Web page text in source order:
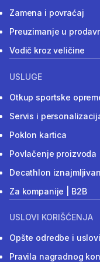
Zamena i povraćaj
Preuzimanje u
Vodič kroz veličine
USLUGE
Otkup sportske
Servis i
Poklon kartica
Povlačenje proizvoda
Decathlon
Za kompanije | B2B
USLOVI KORIŠĆENJA
Opšte odredbe i
Pravila nagradnog